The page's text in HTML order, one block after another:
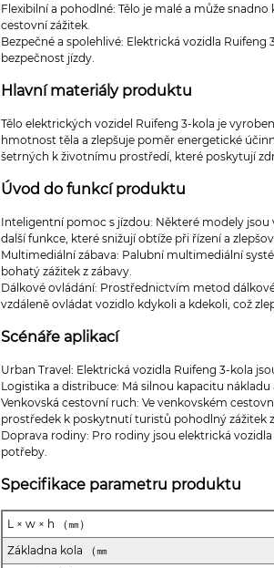
Flexibilní a pohodlné: Tělo je malé a může
cestovní zážitek.
Bezpečné a spolehlivé: Elektrická vozidla
bezpečnost jízdy.
Hlavní materiály produktu
Tělo elektrických vozidel Ruifeng 3-kola je
hmotnost těla a zlepšuje poměr energetické
šetrných k životnímu prostředí, které poskytují
Úvod do funkcí produktu
Inteligentní pomoc s jízdou: Některé modely
další funkce, které snižují obtíže při řízení a
Multimediální zábava: Palubní multimediální
bohatý zážitek z zábavy.
Dálkové ovládání: Prostřednictvím metod
vzdáleně ovládat vozidlo kdykoli a kdekoli, což
Scénáře aplikací
Urban Travel: Elektrická vozidla Ruifeng 3-kola
Logistika a distribuce: Má silnou kapacitu
Venkovská cestovní ruch: Ve venkovském
prostředek k poskytnutí turistů pohodlný zážitek
Doprava rodiny: Pro rodiny jsou elektrická
potřeby.
Specifikace parametru produktu
L × w × h （㎜）
Základna kola （㎜